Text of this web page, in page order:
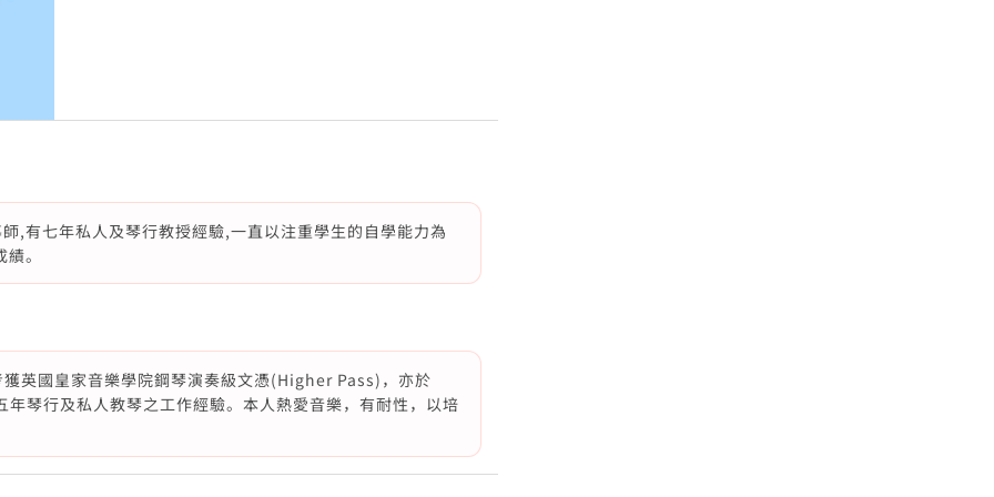
,有七年私人及琴行教授經驗,一直以注重學生的自學能力為
。
英國皇家音樂學院鋼琴演奏級文憑(Higher Pass)，亦於
琴行及私人教琴之工作經驗。本人熱愛音樂，有耐性，以培